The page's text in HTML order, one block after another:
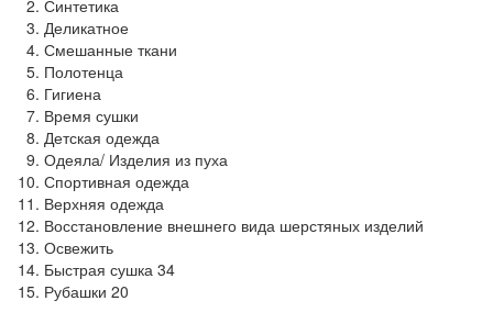
Синтетика
Деликатное
Смешанные ткани
Полотенца
Гигиена
Время сушки
Детская одежда
Одеяла/ Изделия из пуха
Спортивная одежда
Верхняя одежда
Восстановление внешнего вида шерстяных изделий
Освежить
Быстрая сушка 34
Рубашки 20